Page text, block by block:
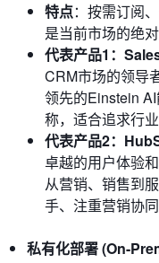
特点：按需订阅
是当前市场的绝对
代表产品1：
CRM市场的领导
领先的Einstein
称，适合追求行
代表产品2：
卓越的用户体验
从营销、销售到
手、注重营销协
私有化部署 (On-